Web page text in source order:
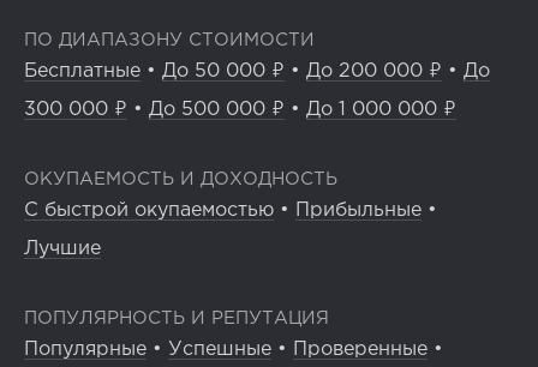
ПО ДИАПАЗОНУ СТОИМОСТИ
Бесплатные • До 50 000 ₽ • До 200 000 ₽ • До
300 000 ₽ • До 500 000 ₽ • До 1 000 000 ₽
ОКУПАЕМОСТЬ И ДОХОДНОСТЬ
С быстрой окупаемостью • Прибыльные •
Лучшие
ПОПУЛЯРНОСТЬ И РЕПУТАЦИЯ
Популярные • Успешные • Проверенные •